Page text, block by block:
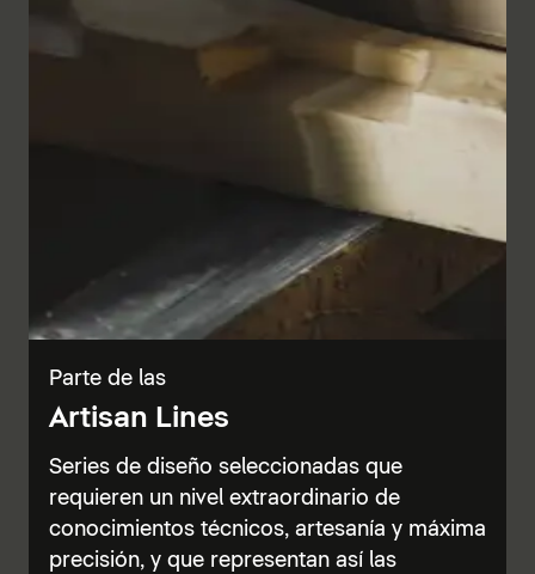
Parte de las
Artisan Lines
Series de diseño seleccionadas que
requieren un nivel extraordinario de
conocimientos técnicos, artesanía y máxima
precisión, y que representan así las